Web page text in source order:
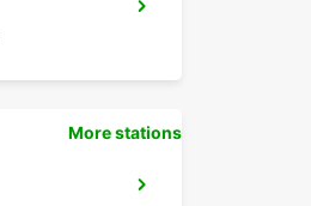
More stations